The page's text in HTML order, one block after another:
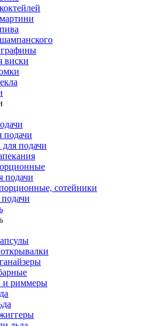
виски
подачи
подачи
подачи
сотейники
и риммеры